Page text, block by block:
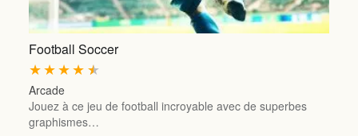
Football Soccer
★
★
★
★
★
Arcade
Jouez à ce jeu de football incroyable avec de superbes
graphismes…